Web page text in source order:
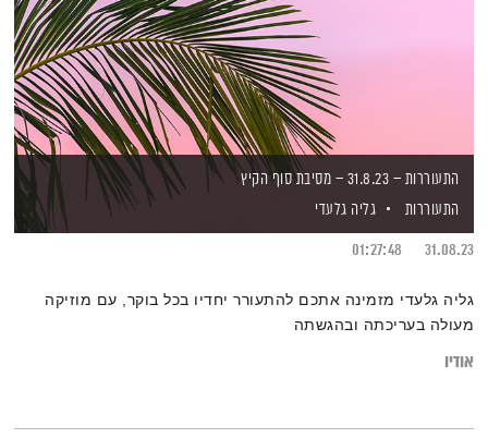
התעוררות – 31.8.23 – מסיבת סוף הקיץ
התעוררות
גליה גלעדי
31.08.23
01:27:48
גליה גלעדי מזמינה אתכם להתעורר יחדיו בכל בוקר, עם מוזיקה
מעולה בעריכתה ובהגשתה
אודיו